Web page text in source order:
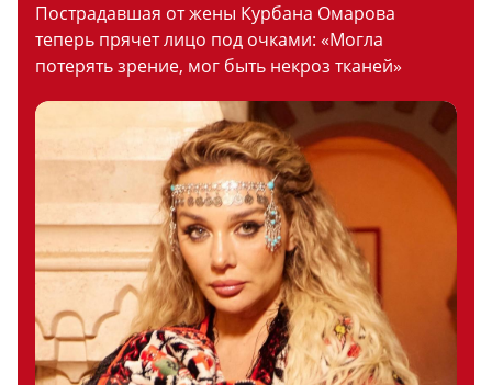
Пострадавшая от жены Курбана Омарова
теперь прячет лицо под очками: «Могла
потерять зрение, мог быть некроз тканей»